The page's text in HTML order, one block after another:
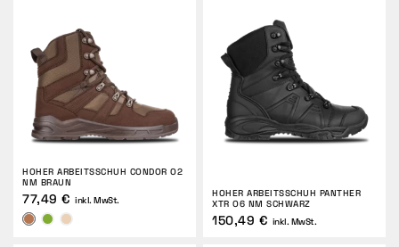
HOHER ARBEITSSCHUH CONDOR O2
NM BRAUN
77,49 € inkl. MwSt.
HOHER ARBEITSSCHUH PANTHER
XTR O6 NM SCHWARZ
150,49 € inkl. MwSt.